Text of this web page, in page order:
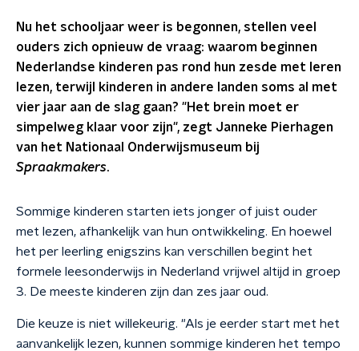
Nu het schooljaar weer is begonnen, stellen veel
ouders zich opnieuw de vraag: waarom beginnen
Nederlandse kinderen pas rond hun zesde met leren
lezen, terwijl kinderen in andere landen soms al met
vier jaar aan de slag gaan? "Het brein moet er
simpelweg klaar voor zijn", zegt Janneke Pierhagen
van het Nationaal Onderwijsmuseum bij
Spraakmakers.
Sommige kinderen starten iets jonger of juist ouder
met lezen, afhankelijk van hun ontwikkeling. En hoewel
het per leerling enigszins kan verschillen begint het
formele leesonderwijs in Nederland vrijwel altijd in groep
3. De meeste kinderen zijn dan zes jaar oud.
Die keuze is niet willekeurig. "Als je eerder start met het
aanvankelijk lezen, kunnen sommige kinderen het tempo